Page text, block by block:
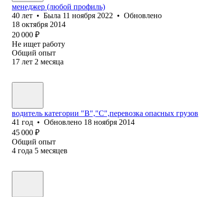
менеджер (любой профиль)
40 лет • Была 11 ноября 2022 • Обновлено
18 октября 2014
20 000 ₽
Не ищет работу
Общий опыт
17 лет 2 месяца
водитель категории "В","С",перевозка опасных грузов
41 год • Обновлено 18 ноября 2014
45 000 ₽
Общий опыт
4 года 5 месяцев